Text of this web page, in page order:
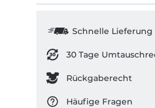
L - XL
XL
XXL
3XL
Schnelle Lieferung
30 Tage
Rückgaberecht
Häufige Fragen